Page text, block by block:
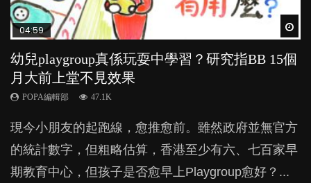
04:59
幼兒playgroup真係玩耍中學習？研究指BB 15個
月大前上堂不見效果
POPA編輯部 47.1K
現今小朋友的起跑線，愈推愈前。雖然政府並無官方
的統計數字，但粗略估算，香港至少有六、七百家早
期教育中心，但孩子是否愈早上Playgroup愈好？...
03:39
幼稚園遊戲課 如何刺激幼兒自發學習取代獎勵
與懲罰？
POPA編輯部 33.1K
由美國學者所創的 tools of the mind 課程，學生以遊
戲方式學習，學術能力和自制能力亦明顯比其他小朋
友優勝，到底這課程有何特別之處？...
03:02
老公患產後憂鬱症對BB的影響
POPA編輯部 15.9K
鬱，影響日常生活，嚴重的甚至會有自殺，或傷害小
朋友的念頭。但為何爸爸患上產後抑鬱往往難以察
覺？...
04:06
全職好？在職好？｜全職媽媽與在職媽媽的壓
力與價值
POPA編輯部 25.8K
許多媽媽心底可能都有一刻掙扎過：究竟全職好，還
是在職好。雖說每個家庭都有自己的獨特狀況和考慮
因素，但原來全職和在職媽媽所養育的子女其實都各
03:41
BB口腔期乜都放入口，父母該制止還是放手？
POPA編輯部 25.5K
成吮手指的習慣，大個就很難戒，但原來一刀切阻止
他們放東西入口，隨時會影響孩子的身心發展？...